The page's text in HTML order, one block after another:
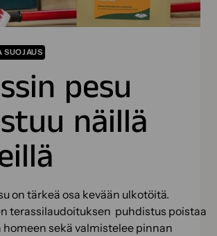
SUOJAUS
pesu
näillä
on tärkeä osa kevään ulkotöitä.
terassilaudoituksen puhdistus poistaa
homeen sekä valmistelee pinnan